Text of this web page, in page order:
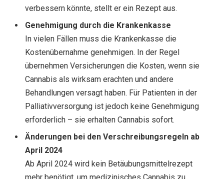
verbessern könnte, stellt er ein Rezept aus.
Genehmigung durch die Krankenkasse
In vielen Fällen muss die Krankenkasse die
Kostenübernahme genehmigen. In der Regel
übernehmen Versicherungen die Kosten, wenn sie
Cannabis als wirksam erachten und andere
Behandlungen versagt haben. Für Patienten in der
Palliativversorgung ist jedoch keine Genehmigung
erforderlich – sie erhalten Cannabis sofort.
Änderungen bei den Verschreibungsregeln ab
April 2024
Ab April 2024 wird kein Betäubungsmittelrezept